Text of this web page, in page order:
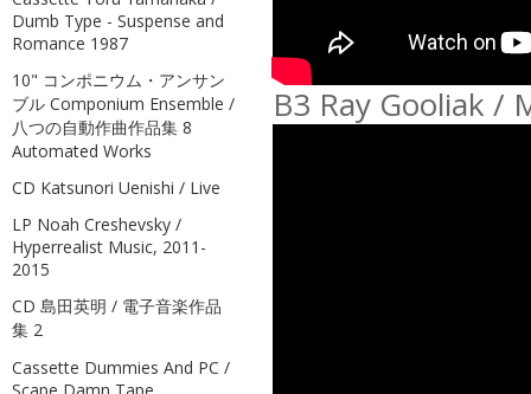
B3 Ray Gooliak /
Dumb Type - Suspense and
Romance 1987
10" コンポニウム・アンサン
ブル Componium Ensemble /
八つの自動作曲作品集 8
Automated Works
CD Katsunori Uenishi / Live
LP Noah Creshevsky /
Hyperrealist Music, 2011-
2015
CD 島田英明 / 電子音楽作品
集 2
Cassette Dummies And PC /